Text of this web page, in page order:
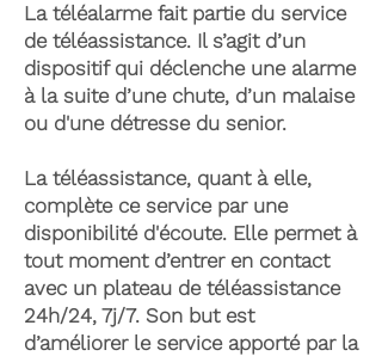
La téléalarme fait partie du service
de téléassistance. Il s’agit d’un
dispositif qui déclenche une alarme
à la suite d’une chute, d’un malaise
ou d'une détresse du senior.
La téléassistance, quant à elle,
complète ce service par une
disponibilité d'écoute. Elle permet à
tout moment d’entrer en contact
avec un plateau de téléassistance
24h/24, 7j/7. Son but est
d’améliorer le service apporté par la